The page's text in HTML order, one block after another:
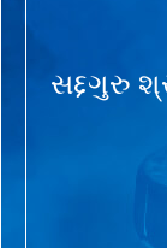
સદ્દગુરુ